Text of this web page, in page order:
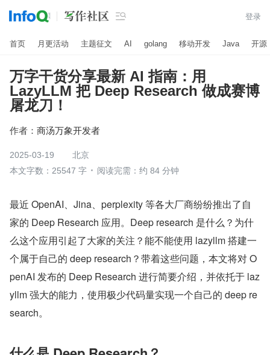
 登录
首页 月更活动 主题征文 AI golang 移动开发 Java 开源
万字干货分享最新 AI 指南：用
LazyLLM 把 Deep Research 做成赛博
屠龙刀！
作者： 商汤万象开发者
2025-03-19
北京
本文字数：25547 字
阅读完需：约 84 分钟
最近 OpenAI、Jina、perplexity 等各大厂商纷纷推出了自
家的 Deep Research 应用。Deep research 是什么？为什
么这个应用引起了大家的关注？能不能使用 lazyllm 搭建一
个属于自己的 deep research？带着这些问题，本文将对 O
penAI 发布的 Deep Research 进行简要介绍，并依托于 laz
yllm 强大的能力，使用极少代码量实现一个自己的 deep re
search。